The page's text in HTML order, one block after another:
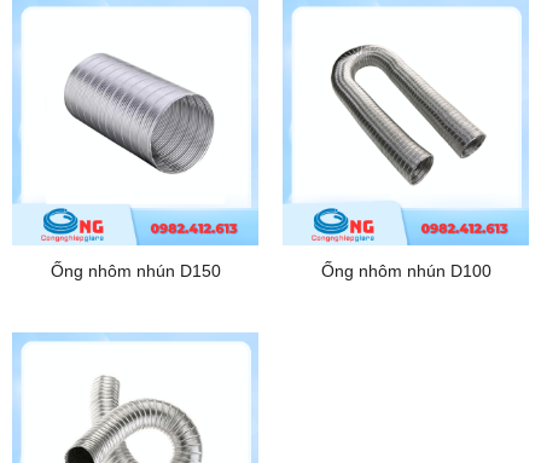
Ống nhôm nhún D150 Ống nhôm nhún D100